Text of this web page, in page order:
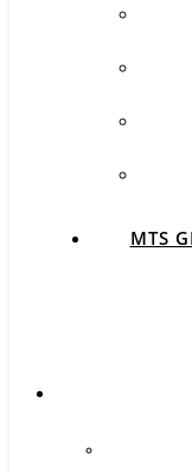
MTS